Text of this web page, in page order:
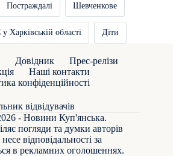
Постраждалі Шевченкове
Харківській області Діти
Довідник
Прес-релізи
Наші контакти
конфіденційності
- Новини Куп'янська.
погляди та думки авторів
відповідальності за
в рекламних оголошеннях.